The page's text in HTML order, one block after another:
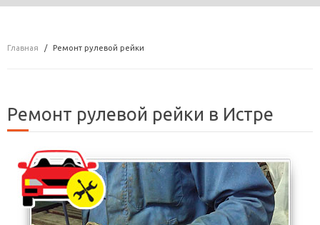
Главная Ремонт рулевой рейки
Ремонт рулевой рейки в Истре